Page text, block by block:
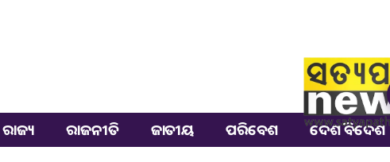
ରାଜ୍ୟ ରାଜନୀତି ଜାତୀୟ ପରିବେଶ ଦେଶ ବିଦେଶ